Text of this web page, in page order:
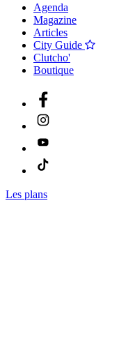
Agenda
Magazine
Articles
City Guide
Clutcho'
Boutique
Les plans